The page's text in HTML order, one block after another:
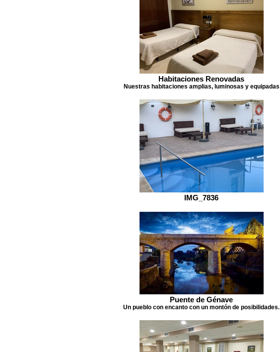
Habitaciones Renovadas
Nuestras habitaciones amplias, luminosas y equipadas
IMG_7836
Puente de Génave
Un pueblo con encanto con un montón de posibilidades.